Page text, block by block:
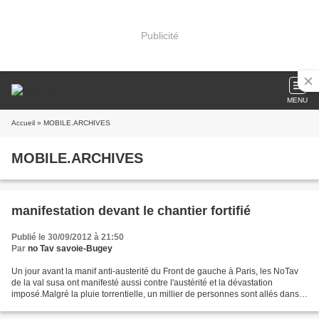
Publicité
MENU
Accueil » MOBILE.ARCHIVES
MOBILE.ARCHIVES
manifestation devant le chantier fortifié
Publié le 30/09/2012 à 21:50
Par no Tav savoie-Bugey
Un jour avant la manif anti-austerité du Front de gauche à Paris, les NoTav
de la val susa ont manifesté aussi contre l'austérité et la dévastation
imposé.Malgré la pluie torrentielle, un millier de personnes sont allés dans